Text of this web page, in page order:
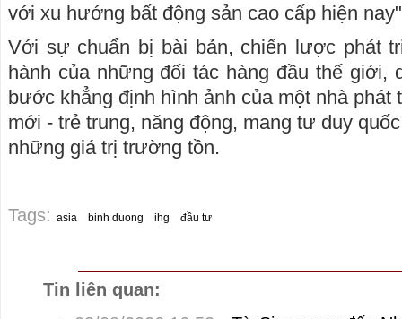
với xu hướng bất động sản cao cấp hiện
Với sự chuẩn bị bài bản, chiến lược phát
hành của những đối tác hàng đầu thế giới,
bước khẳng định hình ảnh của một nhà phát
mới - trẻ trung, năng động, mang tư duy
những giá trị trường tồn.
Tags: asia binh duong ihg đầu tư
Tin liên quan: